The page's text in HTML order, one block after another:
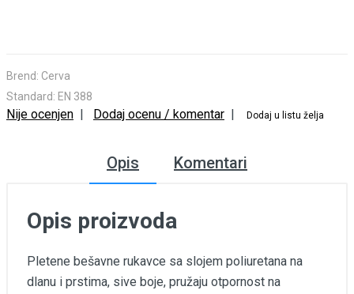
Brend: Cerva
Standard: EN 388
Nije ocenjen | Dodaj ocenu / komentar | Dodaj u listu želja
Opis Komentari
Opis proizvoda
Pletene bešavne rukavce sa slojem poliuretana na
dlanu i prstima, sive boje, pružaju otpornost na